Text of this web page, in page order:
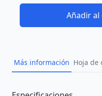
Añadir al
Más información Hoja de
Description